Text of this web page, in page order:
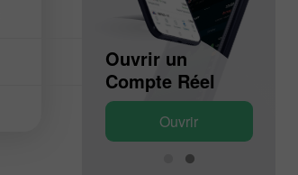
Ouvrir un
Compte Réel
Ouvrir